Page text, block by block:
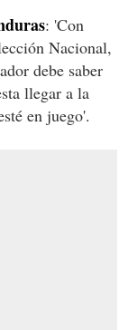
: 'Con
Nacional,
debe saber
llegar a la
en juego'.